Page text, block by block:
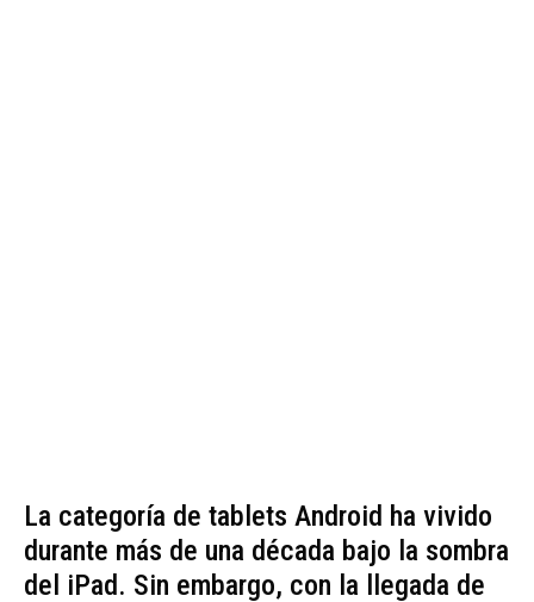
La categoría de tablets Android ha vivido
durante más de una década bajo la sombra
del iPad. Sin embargo, con la llegada de